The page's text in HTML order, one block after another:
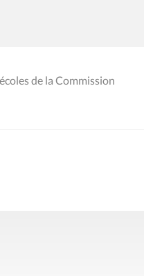
de la Commission